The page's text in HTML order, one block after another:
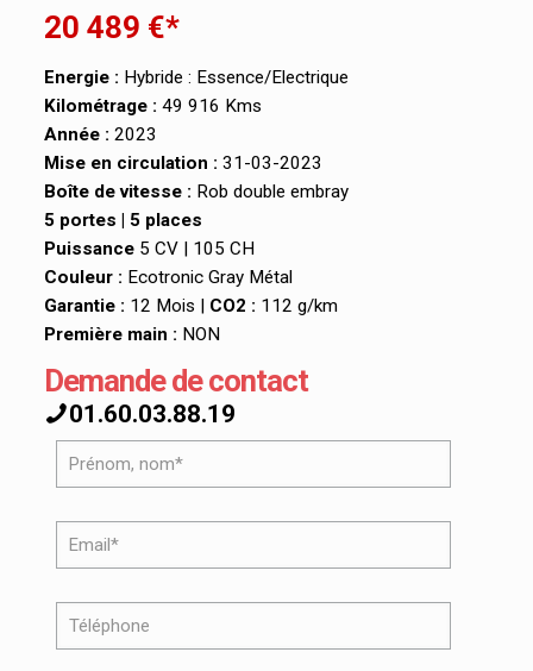
20 489 €*
Energie : Hybride : Essence/Electrique
Kilométrage : 49 916 Kms
Année : 2023
Mise en circulation : 31-03-2023
Boîte de vitesse : Rob double embray
5 portes | 5 places
Puissance 5 CV | 105 CH
Couleur : Ecotronic Gray Métal
Garantie : 12 Mois | CO2 : 112 g/km
Première main : NON
Demande de contact
01.60.03.88.19